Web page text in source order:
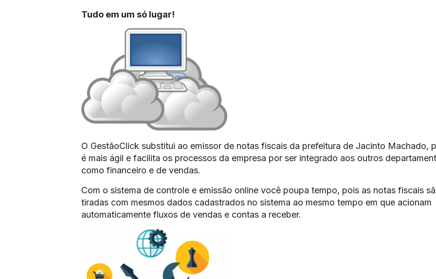
Tudo em um só lugar!
O GestãoClick substitui ao emissor de notas fiscais da prefeitura de Jacinto Machado,
é mais ágil e facilita os processos da empresa por ser integrado aos outros
como financeiro e de vendas.
Com o sistema de controle e emissão online você poupa tempo, pois as notas fiscais
tiradas com mesmos dados cadastrados no sistema ao mesmo tempo em que acionam
automaticamente fluxos de vendas e contas a receber.